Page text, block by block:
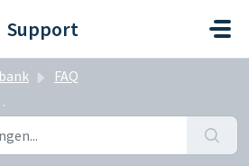
Support
FAQ